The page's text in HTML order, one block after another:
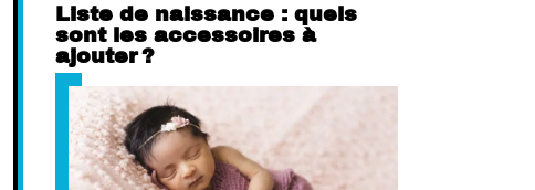
Liste de naissance : quels
sont les accessoires à
ajouter ?